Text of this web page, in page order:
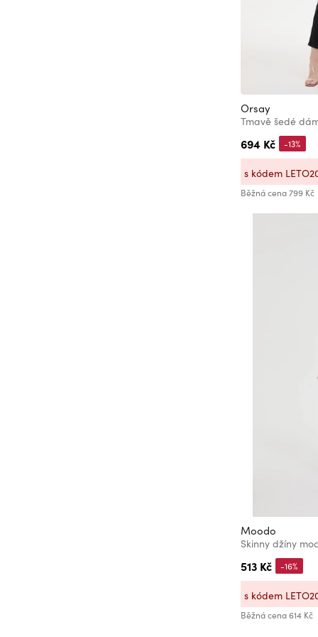
Orsay
Tmavě šedé
694 Kč
Běžná cena 799 Kč
-13%
s kódem
Moodo
Skinny džíny
513 Kč
Běžná cena 614 Kč
-16%
s kódem